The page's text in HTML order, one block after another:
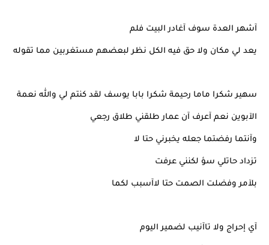
آشهر العدة سوف آغادر البيت فلم
يعد لي مكان ولا حق فيه الكل نظر لبعضهم مستغربين مما تقوله
سهير شكرا ماما رحيمة شكرا بابا يوسف لقد كنتم لي والله نعمة
الآبوين نعم آعرف آن عمار طلقني طلاق رجعي
وآنتما رفضتما جعله يخبرني حتا لا
تزداد حاتلي سؤ لكنني عرفت
بلآمر وفضلت الصمت حتا لاآسبب لكما
آي إحراج ولا تاآنيب لضمير اليوم